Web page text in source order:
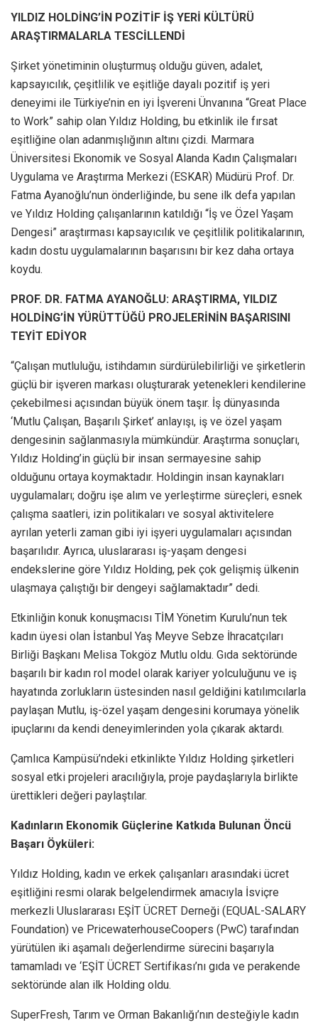
YILDIZ HOLDİNG’İN POZİTİF İŞ YERİ KÜLTÜRÜ
ARAŞTIRMALARLA TESCİLLENDİ
Şirket yönetiminin oluşturmuş olduğu güven, adalet,
kapsayıcılık, çeşitlilik ve eşitliğe dayalı pozitif iş yeri
deneyimi ile Türkiye’nin en iyi İşvereni Ünvanına “Great Place
to Work” sahip olan Yıldız Holding, bu etkinlik ile fırsat
eşitliğine olan adanmışlığının altını çizdi. Marmara
Üniversitesi Ekonomik ve Sosyal Alanda Kadın Çalışmaları
Uygulama ve Araştırma Merkezi (ESKAR) Müdürü Prof. Dr.
Fatma Ayanoğlu’nun önderliğinde, bu sene ilk defa yapılan
ve Yıldız Holding çalışanlarının katıldığı “İş ve Özel Yaşam
Dengesi” araştırması kapsayıcılık ve çeşitlilik politikalarının,
kadın dostu uygulamalarının başarısını bir kez daha ortaya
koydu.
PROF. DR. FATMA AYANOĞLU: ARAŞTIRMA, YILDIZ
HOLDİNG’İN YÜRÜTTÜĞÜ PROJELERİNİN BAŞARISINI
TEYİT EDİYOR
“Çalışan mutluluğu, istihdamın sürdürülebilirliği ve şirketlerin
güçlü bir işveren markası oluşturarak yetenekleri kendilerine
çekebilmesi açısından büyük önem taşır. İş dünyasında
‘Mutlu Çalışan, Başarılı Şirket’ anlayışı, iş ve özel yaşam
dengesinin sağlanmasıyla mümkündür. Araştırma sonuçları,
Yıldız Holding’in güçlü bir insan sermayesine sahip
olduğunu ortaya koymaktadır. Holdingin insan kaynakları
uygulamaları; doğru işe alım ve yerleştirme süreçleri, esnek
çalışma saatleri, izin politikaları ve sosyal aktivitelere
ayrılan yeterli zaman gibi iyi işyeri uygulamaları açısından
başarılıdır. Ayrıca, uluslararası iş-yaşam dengesi
endekslerine göre Yıldız Holding, pek çok gelişmiş ülkenin
ulaşmaya çalıştığı bir dengeyi sağlamaktadır” dedi.
Etkinliğin konuk konuşmacısı TİM Yönetim Kurulu’nun tek
kadın üyesi olan İstanbul Yaş Meyve Sebze İhracatçıları
Birliği Başkanı Melisa Tokgöz Mutlu oldu. Gıda sektöründe
başarılı bir kadın rol model olarak kariyer yolculuğunu ve iş
hayatında zorlukların üstesinden nasıl geldiğini katılımcılarla
paylaşan Mutlu, iş-özel yaşam dengesini korumaya yönelik
ipuçlarını da kendi deneyimlerinden yola çıkarak aktardı.
Çamlıca Kampüsü’ndeki etkinlikte Yıldız Holding şirketleri
sosyal etki projeleri aracılığıyla, proje paydaşlarıyla birlikte
ürettikleri değeri paylaştılar.
Kadınların Ekonomik Güçlerine Katkıda Bulunan Öncü
Başarı Öyküleri:
Yıldız Holding, kadın ve erkek çalışanları arasındaki ücret
eşitliğini resmi olarak belgelendirmek amacıyla İsviçre
merkezli Uluslararası EŞİT ÜCRET Derneği (EQUAL-SALARY
Foundation) ve PricewaterhouseCoopers (PwC) tarafından
yürütülen iki aşamalı değerlendirme sürecini başarıyla
tamamladı ve ‘EŞİT ÜCRET Sertifikası’nı gıda ve perakende
sektöründe alan ilk Holding oldu.
SuperFresh, Tarım ve Orman Bakanlığı’nın desteğiyle kadın